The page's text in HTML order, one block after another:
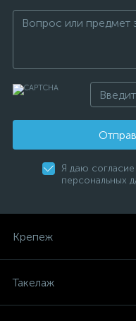
Я даю
персональных
Крепеж
Такелаж